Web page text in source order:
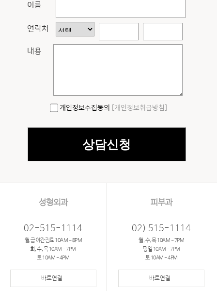
이름
연락처
내용
개인정보수집동의 [개인정보취급방침]
성형외과
02-515-1114
월,금 야간진료 10AM - 8PM
화, 수, 목 10AM - 7PM
토 10AM - 4PM
바로연결
피부과
02) 515-1114
월, 수, 목 10AM - 7PM
평일 10AM - 7PM
토 10AM - 4PM
바로연결